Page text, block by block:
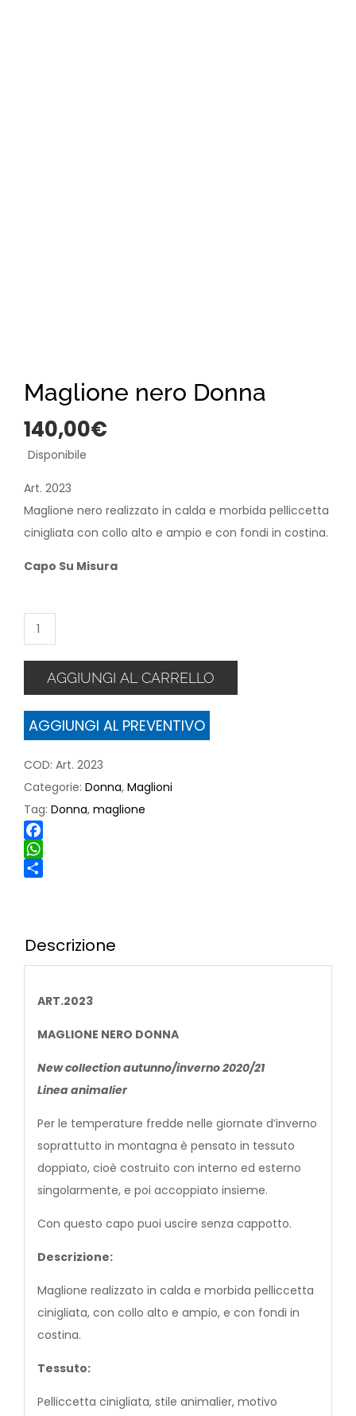
Maglione nero Donna
140,00€
Disponibile
Art. 2023
Maglione nero realizzato in calda e morbida pelliccetta
cinigliata con collo alto e ampio e con fondi in costina.
Capo Su Misura
Maglione
nero
AGGIUNGI AL CARRELLO
AGGIUNGI AL PREVENTIVO
COD: Art. 2023
Categorie: Donna, Maglioni
Tag: Donna, maglione
Facebook
WhatsApp
Descrizione
ART.2023
MAGLIONE NERO DONNA
New collection autunno/inverno 2020/21
Linea animalier
Per le temperature fredde nelle giornate d’inverno
soprattutto in montagna è pensato in tessuto
doppiato, cioè costruito con interno ed esterno
singolarmente, e poi accoppiato insieme.
Con questo capo puoi uscire senza cappotto.
Descrizione:
Maglione realizzato in calda e morbida pelliccetta
cinigliata, con collo alto e ampio, e con fondi in
costina.
Tessuto:
Pelliccetta cinigliata, stile animalier, motivo